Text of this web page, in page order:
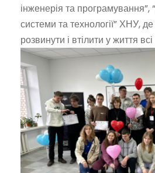
інженерія та програмування”,
системи та технології” ХНУ,
розвинути і втілити у життя всі